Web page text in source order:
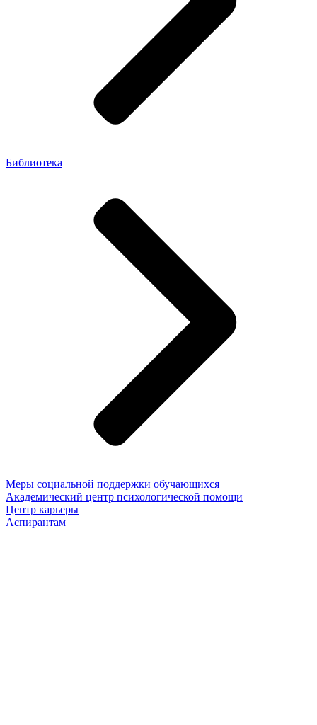
Библиотека
Меры социальной поддержки обучающихся
Академический центр психологической помощи
Центр карьеры
Аспирантам